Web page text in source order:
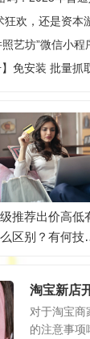
，还是资本游戏
艺坊”微信小程
装 批量抓取媒体文
推荐出价高低
区别？有何技
？
淘宝新店
对于淘宝商
的注意事项